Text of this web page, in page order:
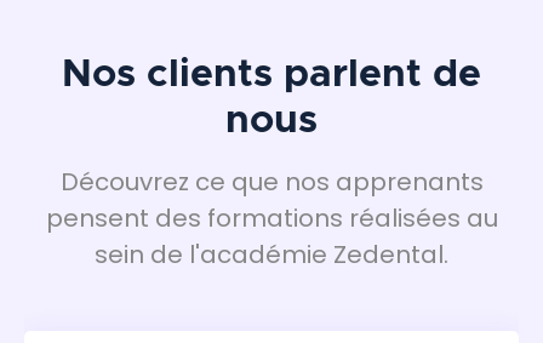
Nos clients parlent de
nous
Découvrez ce que nos apprenants
pensent des formations réalisées au
sein de l'académie Zedental.